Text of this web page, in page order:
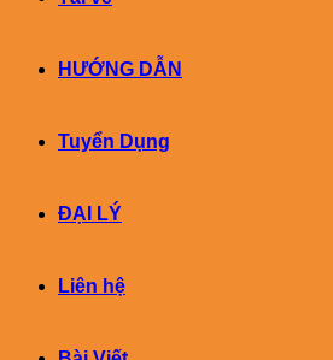
HƯỚNG DẪN
Tuyển Dụng
ĐẠI LÝ
Liên hệ